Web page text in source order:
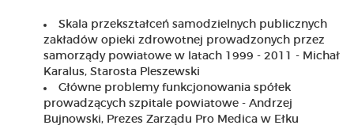
Skala przekształceń samodzielnych publicznych
zakładów opieki zdrowotnej prowadzonych przez
samorządy powiatowe w latach 1999 - 2011 - Michał
Karalus, Starosta Pleszewski
Główne problemy funkcjonowania spółek
prowadzących szpitale powiatowe - Andrzej
Bujnowski, Prezes Zarządu Pro Medica w Ełku